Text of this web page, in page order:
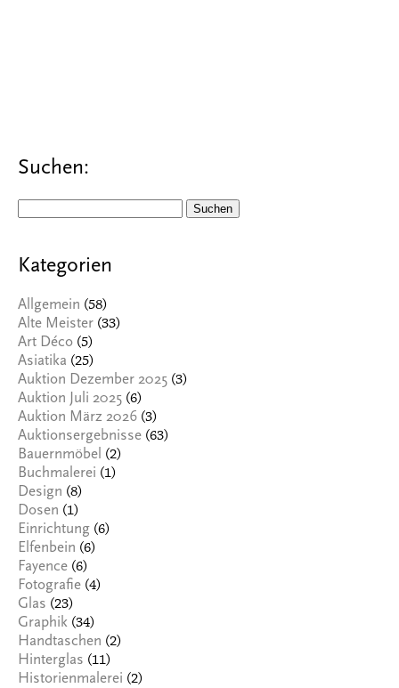
Suchen:
Kategorien
Allgemein (58)
Alte Meister (33)
Art Déco (5)
Asiatika (25)
Auktion Dezember 2025 (3)
Auktion Juli 2025 (6)
Auktion März 2026 (3)
Auktionsergebnisse (63)
Bauernmöbel (2)
Buchmalerei (1)
Design (8)
Dosen (1)
Einrichtung (6)
Elfenbein (6)
Fayence (6)
Fotografie (4)
Glas (23)
Graphik (34)
Handtaschen (2)
Hinterglas (11)
Historienmalerei (2)